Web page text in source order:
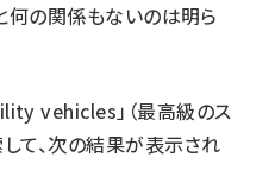
何の関係もないのは明ら
vehicles」（最高級のス
て、次の結果が表示され